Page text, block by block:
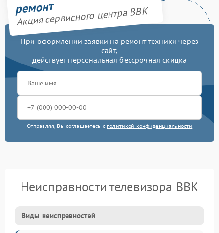
ремонт
Акция сервисного центра BBK
При оформлении заявки на ремонт техники через
сайт,
действует персональная бессрочная скидка
Отправляя, Вы соглашаетесь с политикой конфиденциальности
Неисправности телевизора BBK
Виды неисправностей